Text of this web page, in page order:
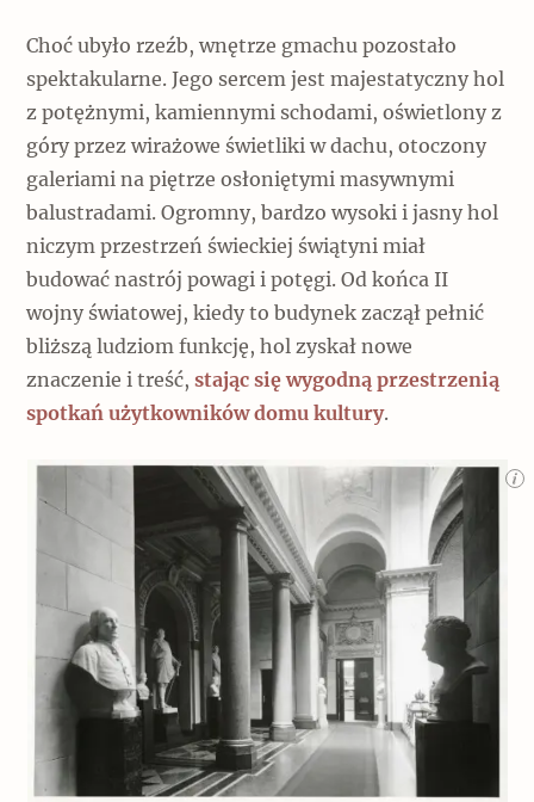
Choć ubyło rzeźb, wnętrze gmachu pozostało
spektakularne. Jego sercem jest majestatyczny hol
z potężnymi, kamiennymi schodami, oświetlony z
góry przez wirażowe świetliki w dachu, otoczony
galeriami na piętrze osłoniętymi masywnymi
balustradami. Ogromny, bardzo wysoki i jasny hol
niczym przestrzeń świeckiej świątyni miał
budować nastrój powagi i potęgi. Od końca II
wojny światowej, kiedy to budynek zaczął pełnić
bliższą ludziom funkcję, hol zyskał nowe
znaczenie i treść,stając się wygodną przestrzenią
spotkań użytkowników domu kultury.